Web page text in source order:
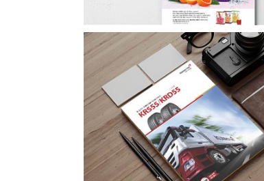
금호타이어 타이어저널광고